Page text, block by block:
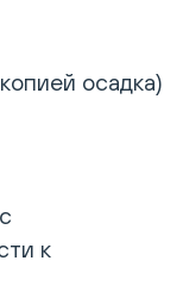
осадка)
к